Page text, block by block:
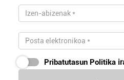
Pribatutasun Politika